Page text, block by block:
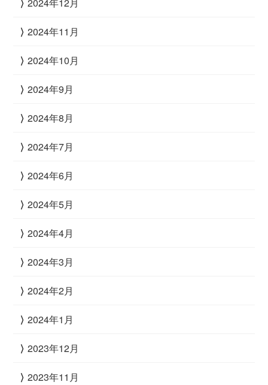
2024年12月
2024年11月
2024年10月
2024年9月
2024年8月
2024年7月
2024年6月
2024年5月
2024年4月
2024年3月
2024年2月
2024年1月
2023年12月
2023年11月